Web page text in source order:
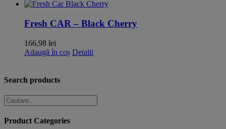
Fresh CAR – Black Cherry
166,98 lei
Adaugă în coș Detalii
Search products
Product Categories